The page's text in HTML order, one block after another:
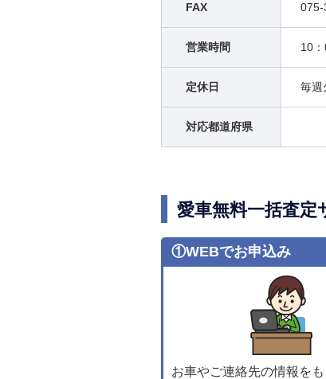
FAX 075-
営業時間 10
定休日 毎週
対応都道府県
愛車無料一括査定
①WEBでお申込み
お車やご連絡先の情報を